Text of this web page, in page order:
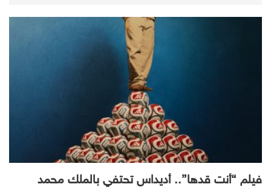
فيلم “أنت قدها”.. أديداس تحتفي بالملك محمد